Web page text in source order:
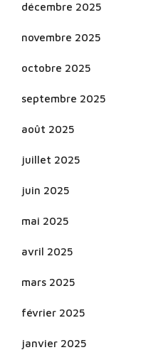
décembre 2025
novembre 2025
octobre 2025
septembre 2025
août 2025
juillet 2025
juin 2025
mai 2025
avril 2025
mars 2025
février 2025
janvier 2025